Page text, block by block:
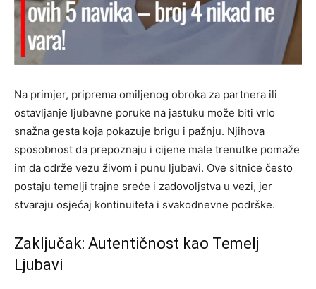
Na primjer, priprema omiljenog obroka za partnera ili
ostavljanje ljubavne poruke na jastuku može biti vrlo
snažna gesta koja pokazuje brigu i pažnju. Njihova
sposobnost da prepoznaju i cijene male trenutke pomaže
im da održe vezu živom i punu ljubavi. Ove sitnice često
postaju temelji trajne sreće i zadovoljstva u vezi, jer
stvaraju osjećaj kontinuiteta i svakodnevne podrške.
Zaključak: Autentičnost kao Temelj
Ljubavi